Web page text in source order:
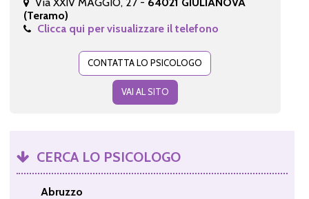
(Teramo)
Clicca qui per visualizzare il telefono
CONTATTA LO PSICOLOGO
VAI AL SITO
CERCA LO PSICOLOGO
Abruzzo